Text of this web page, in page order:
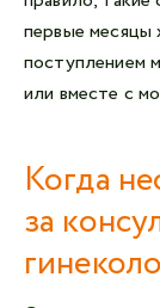
первые месяцы
поступлением
или вместе с
Когда
за